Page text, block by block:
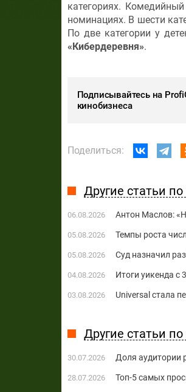
категориях.
номинациях. В шести
По две категории у
«Кибердеревня».
Подписывайтесь на
кинобизнеса
Поделиться:
Другие статьи
06.08.2026 Антон Маслов:
05.08.2026 Темпы роста
05.08.2026 Суд назначил
04.08.2026 Итоги уикенда с
03.08.2026 Universal стала
Другие статьи
30.07.2026 Доля аудитории
28.07.2026 Топ-5 самых